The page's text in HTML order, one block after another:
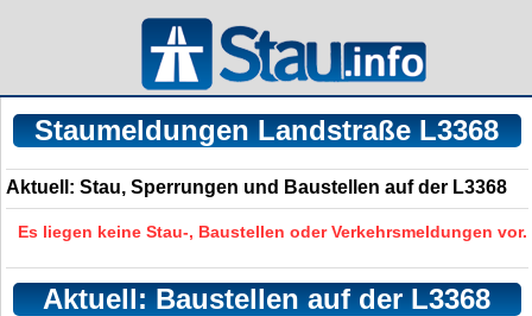
Staumeldungen Landstraße L3368
Aktuell: Stau, Sperrungen und Baustellen auf der L3368
Es liegen keine Stau-, Baustellen oder Verkehrsmeldungen vor.
Aktuell: Baustellen auf der L3368